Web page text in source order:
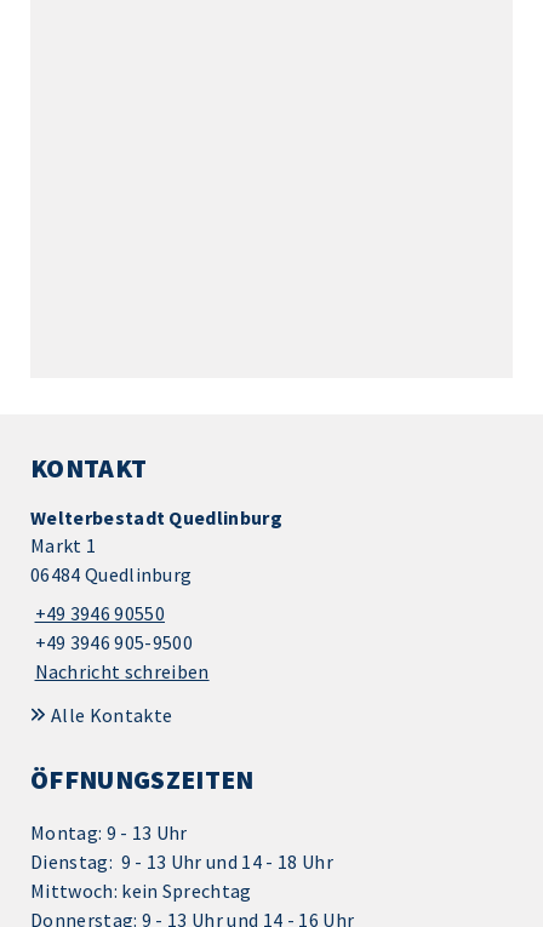
KONTAKT
Welterbestadt Quedlinburg
Markt 1
06484 Quedlinburg
+49 3946 90550
+49 3946 905-9500
Nachricht schreiben
Alle Kontakte
ÖFFNUNGSZEITEN
Montag: 9 - 13 Uhr
Dienstag: 9 - 13 Uhr und 14 - 18 Uhr
Mittwoch: kein Sprechtag
Donnerstag: 9 - 13 Uhr und 14 - 16 Uhr